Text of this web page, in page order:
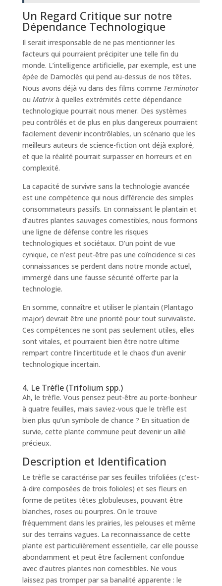
Un Regard Critique sur notre
Dépendance Technologique
Il serait irresponsable de ne pas mentionner les
facteurs qui pourraient précipiter une telle fin du
monde. L’intelligence artificielle, par exemple, est une
épée de Damoclès qui pend au-dessus de nos têtes.
Nous avons déjà vu dans des films comme Terminator
ou Matrixà quelles extrémités cette dépendance
technologique pourrait nous mener. Des systèmes
peu contrôlés et de plus en plus dangereux pourraient
facilement devenir incontrôlables, un scénario que les
meilleurs auteurs de science-fiction ont déjà exploré,
et que la réalité pourrait surpasser en horreurs et en
complexité.
La capacité de survivre sans la technologie avancée
est une compétence qui nous différencie des simples
consommateurs passifs. En connaissant le plantain et
d’autres plantes sauvages comestibles, nous formons
une ligne de défense contre les risques
technologiques et sociétaux. D’un point de vue
cynique, ce n’est peut-être pas une coïncidence si ces
connaissances se perdent dans notre monde actuel,
immergé dans une fausse sécurité offerte par la
technologie.
En somme, connaître et utiliser le plantain (Plantago
major) devrait être une priorité pour tout survivaliste.
Ces compétences ne sont pas seulement utiles, elles
sont vitales, et pourraient bien être notre ultime
rempart contre l’incertitude et le chaos d’un avenir
technologique incertain.
4. Le Trèfle (Trifolium spp.)
Ah, le trèfle. Vous pensez peut-être au porte-bonheur
à quatre feuilles, mais saviez-vous que le trèfle est
bien plus qu’un symbole de chance ? En situation de
survie, cette plante commune peut devenir un allié
précieux.
Description et Identification
Le trèfle se caractérise par ses feuilles trifoliées (c’est-
à-dire composées de trois folioles) et ses fleurs en
forme de petites têtes globuleuses, pouvant être
blanches, roses ou pourpres. On le trouve
fréquemment dans les prairies, les pelouses et même
sur des terrains vagues. La reconnaissance de cette
plante est particulièrement essentielle, car elle pousse
abondamment et peut être facilement confondue
avec d’autres plantes non comestibles. Ne vous
laissez pas tromper par sa banalité apparente : le